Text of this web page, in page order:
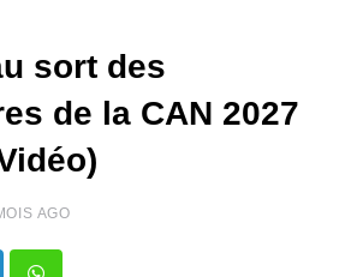
sort des
de la CAN 2027
AGO